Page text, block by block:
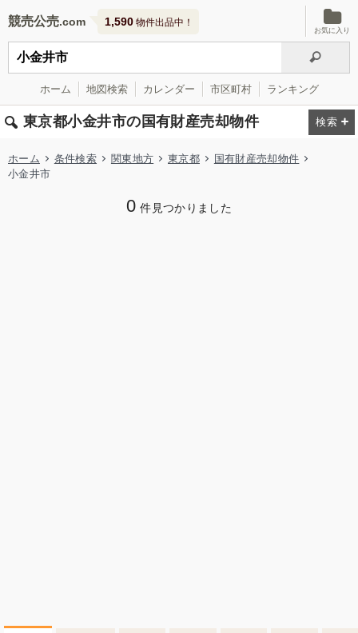
競売公売 1,590 物件出品中！
お気に入り
ホーム 地図検索 カレンダー 市区町村 ランキング
東京都小金井市の国有財産売却物件
ホーム 条件検索 関東地方 東京都
国有財産売却物件
小金井市
0 件見つかりました